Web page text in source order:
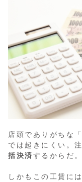
店頭でありがちな
では起きにくい。
括決済するからだ。
しかもこの工賃に